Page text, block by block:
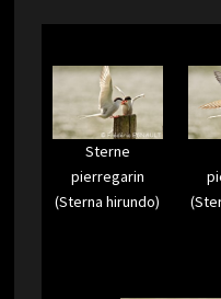
Sterne
pierregarin
(Sterna hirundo)